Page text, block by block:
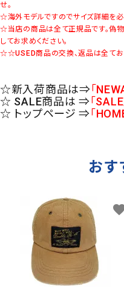
せ。
☆海外モデルですのでサイズ詳細を必
☆当店の商品は全て正規品です。偽
してお求めください。
☆☆USED商品の交換、返品は全てお
☆新入荷商品は⇒「
☆ SALE商品は ⇒「SALE
☆ トップページ ⇒「
おす